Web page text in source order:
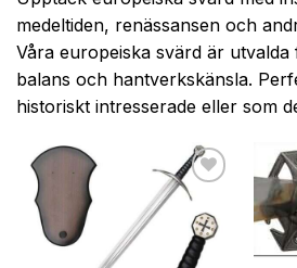
medeltiden, renässansen och
Våra europeiska svärd är
balans och hantverkskänsla.
historiskt intresserade eller som